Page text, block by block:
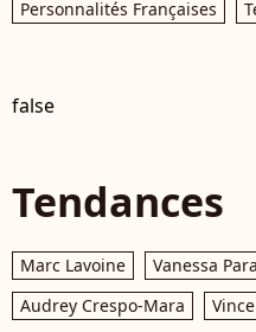
Personnalités Françaises
false
Tendances
Marc Lavoine Vanessa
Audrey Crespo-Mara